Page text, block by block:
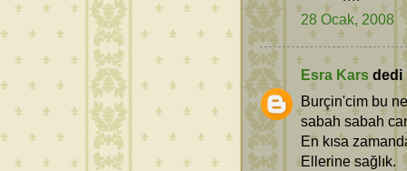
28 Ocak, 2008
Esra Kars dedi
Burçin'cim bu
sabah sabah
En kısa
Ellerine sağlık.